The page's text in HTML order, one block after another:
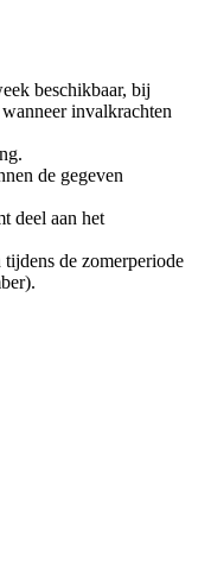
beschikbaar, bij
invalkrachten
de gegeven
deel aan het
de zomerperiode